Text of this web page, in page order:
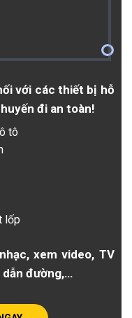
tô
lốp
với các thiết bị hỗ
đi an toàn!
xem video, TV
đường,…